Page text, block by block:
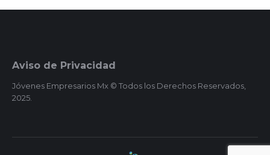
Aviso de Privacidad
Jóvenes Empresarios Mx © Todos los Derechos Reservados,
2025.